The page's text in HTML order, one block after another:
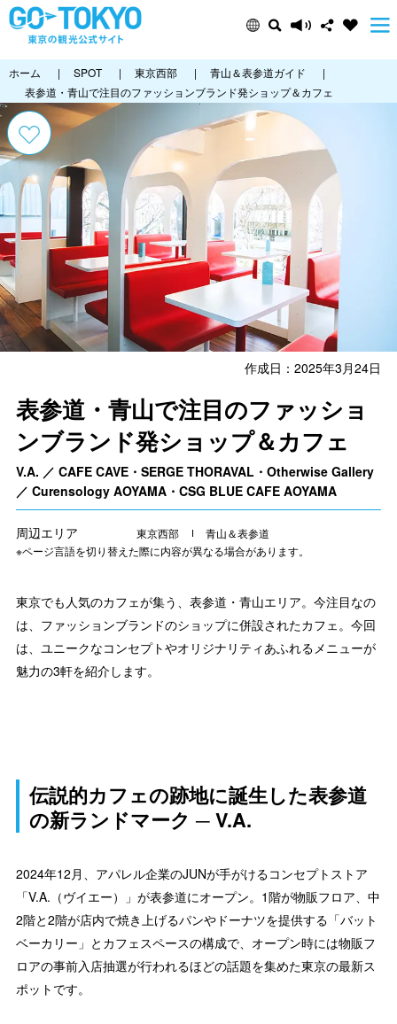
ホーム | SPOT | 東京西部 | 青山＆表参道ガイド
|
表参道・青山で注目のファッションブランド発ショップ＆カフェ
作成日：2025年3月24日
表参道・青山で注目のファッショ
ンブランド発ショップ＆カフェ
V.A. ／ CAFE CAVE・SERGE THORAVAL・Otherwise Gallery
／ Curensology AOYAMA・CSG BLUE CAFE AOYAMA
周辺エリア 東京西部 青山＆表参道
※ページ言語を切り替えた際に内容が異なる場合があります。
東京でも人気のカフェが集う、表参道・青山エリア。今注目なの
は、ファッションブランドのショップに併設されたカフェ。今回
は、ユニークなコンセプトやオリジナリティあふれるメニューが
魅力の3軒を紹介します。
伝説的カフェの跡地に誕生した表参道
の新ランドマーク ─ V.A.
2024年12月、アパレル企業のJUNが手がけるコンセプトストア
「V.A.（ヴイエー）」が表参道にオープン。1階が物販フロア、中
2階と2階が店内で焼き上げるパンやドーナツを提供する「バット
ベーカリー」とカフェスペースの構成で、オープン時には物販フ
ロアの事前入店抽選が行われるほどの話題を集めた東京の最新ス
ポットです。